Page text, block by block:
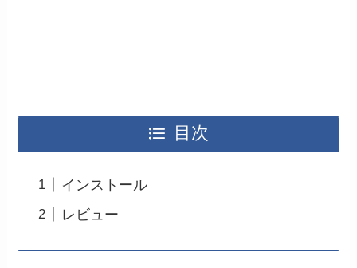
目次
インストール
レビュー